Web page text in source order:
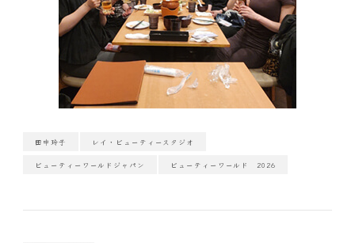
田中玲子 レイ・ビューティースタジオ
ビューティーワールドジャパン ビューティーワールド 2026